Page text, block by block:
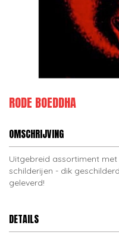
RODE BOEDDHA
OMSCHRIJVING
Uitgebreid assortiment
schilderijen - dik
geleverd!
DETAILS